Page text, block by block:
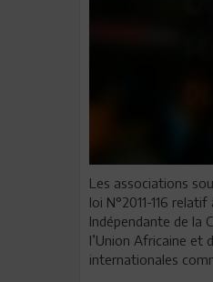
Les associations
loi N°2011-116
Indépendante de la
l’Union Africaine et
internationales